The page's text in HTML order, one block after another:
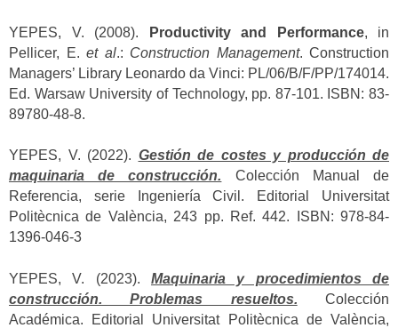
YEPES, V. (2008). Productivity and Performance, in
Pellicer, E. et al.: Construction Management. Construction
Managers’ Library Leonardo da Vinci: PL/06/B/F/PP/174014.
Ed. Warsaw University of Technology, pp. 87-101. ISBN: 83-
89780-48-8.
YEPES, V. (2022). Gestión de costes y producción de
maquinaria de construcción. Colección Manual de
Referencia, serie Ingeniería Civil. Editorial Universitat
Politècnica de València, 243 pp. Ref. 442. ISBN: 978-84-
1396-046-3
YEPES, V. (2023). Maquinaria y procedimientos de
construcción. Problemas resueltos. Colección
Académica. Editorial Universitat Politècnica de València,